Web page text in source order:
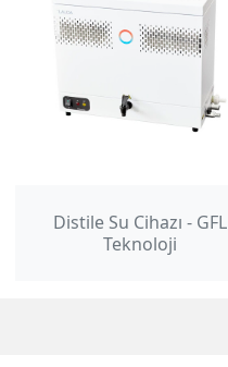
Distile Su Cihazı - GFL
Teknoloji